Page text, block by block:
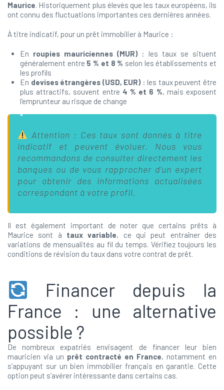
Maurice. Historiquement plus élevés que les taux européens, ils
ont connu des fluctuations importantes ces dernières années.
À titre indicatif, pour un prêt immobilier à Maurice :
En roupies mauriciennes (MUR) : les taux se situent
généralement entre 5 % et 8 % selon les établissements et
les profils
En devises étrangères (USD, EUR) : les taux peuvent être
plus attractifs, souvent entre 4 % et 6 %, mais exposent
l’emprunteur au risque de change
Attention : Ces taux sont donnés à titre
indicatif et peuvent évoluer. Nous vous
recommandons de consulter directement les
banques ou de vous rapprocher d’un expert
pour obtenir des informations actualisées
correspondant à votre profil.
Il est également important de noter que certains prêts à
Maurice sont à taux variable, ce qui peut entraîner des
variations de mensualités au fil du temps. Vérifiez toujours les
conditions de révision du taux dans votre contrat de prêt.
Financer depuis la
France : une alternative
possible ?
De nombreux expatriés envisagent de financer leur bien
mauricien via un prêt contracté en France, notamment en
s’appuyant sur un bien immobilier français en garantie. Cette
option peut s’avérer intéressante dans certains cas.